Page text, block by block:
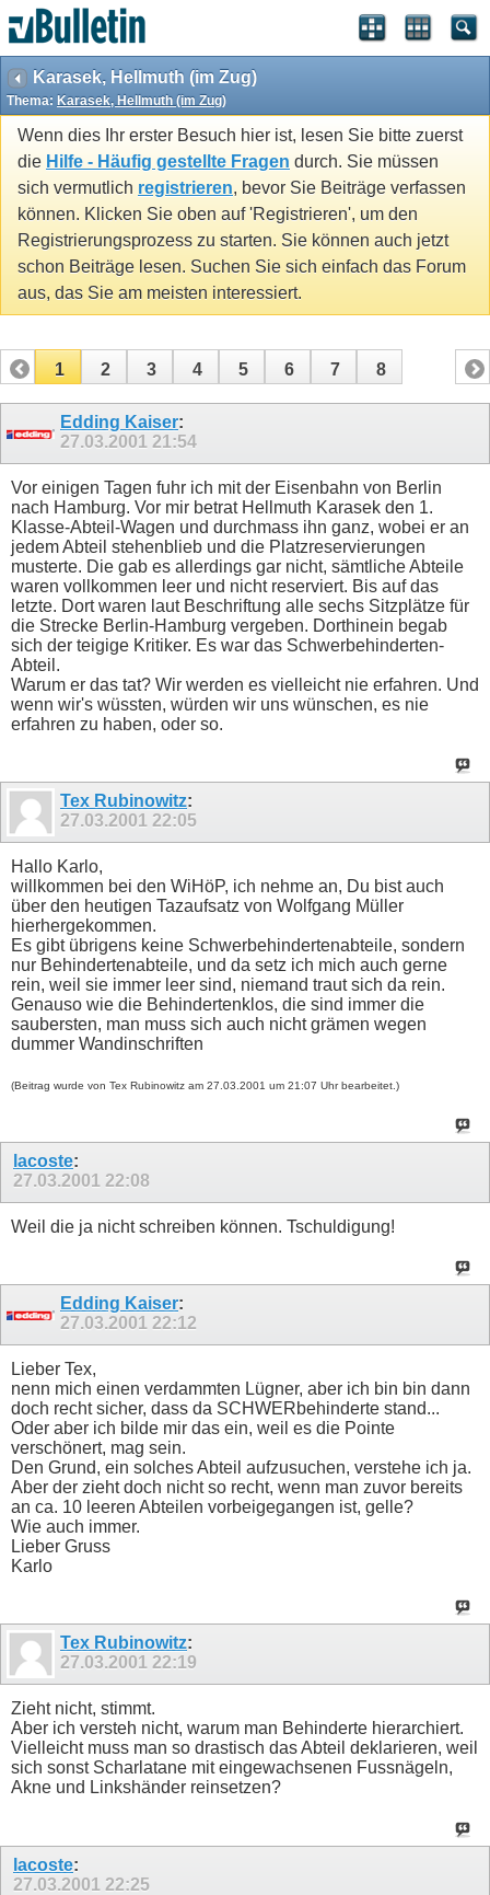
Karasek, Hellmuth (im Zug)
Thema: Karasek, Hellmuth (im Zug)
Wenn dies Ihr erster Besuch hier ist, lesen Sie bitte zuerst
die Hilfe - Häufig gestellte Fragen durch. Sie müssen
sich vermutlich registrieren, bevor Sie Beiträge verfassen
können. Klicken Sie oben auf 'Registrieren', um den
Registrierungsprozess zu starten. Sie können auch jetzt
schon Beiträge lesen. Suchen Sie sich einfach das Forum
aus, das Sie am meisten interessiert.
1 2 3 4 5 6 7 8
Edding Kaiser:
27.03.2001 21:54
Vor einigen Tagen fuhr ich mit der Eisenbahn von Berlin
nach Hamburg. Vor mir betrat Hellmuth Karasek den 1.
Klasse-Abteil-Wagen und durchmass ihn ganz, wobei er an
jedem Abteil stehenblieb und die Platzreservierungen
musterte. Die gab es allerdings gar nicht, sämtliche Abteile
waren vollkommen leer und nicht reserviert. Bis auf das
letzte. Dort waren laut Beschriftung alle sechs Sitzplätze für
die Strecke Berlin-Hamburg vergeben. Dorthinein begab
sich der teigige Kritiker. Es war das Schwerbehinderten-
Abteil.
Warum er das tat? Wir werden es vielleicht nie erfahren. Und
wenn wir's wüssten, würden wir uns wünschen, es nie
erfahren zu haben, oder so.
Tex Rubinowitz:
27.03.2001 22:05
Hallo Karlo,
willkommen bei den WiHöP, ich nehme an, Du bist auch
über den heutigen Tazaufsatz von Wolfgang Müller
hierhergekommen.
Es gibt übrigens keine Schwerbehindertenabteile, sondern
nur Behindertenabteile, und da setz ich mich auch gerne
rein, weil sie immer leer sind, niemand traut sich da rein.
Genauso wie die Behindertenklos, die sind immer die
saubersten, man muss sich auch nicht grämen wegen
dummer Wandinschriften
(Beitrag wurde von Tex Rubinowitz am 27.03.2001 um 21:07 Uhr bearbeitet.)
lacoste:
27.03.2001 22:08
Weil die ja nicht schreiben können. Tschuldigung!
Edding Kaiser:
27.03.2001 22:12
Lieber Tex,
nenn mich einen verdammten Lügner, aber ich bin bin dann
doch recht sicher, dass da SCHWERbehinderte stand...
Oder aber ich bilde mir das ein, weil es die Pointe
verschönert, mag sein.
Den Grund, ein solches Abteil aufzusuchen, verstehe ich ja.
Aber der zieht doch nicht so recht, wenn man zuvor bereits
an ca. 10 leeren Abteilen vorbeigegangen ist, gelle?
Wie auch immer.
Lieber Gruss
Karlo
Tex Rubinowitz:
27.03.2001 22:19
Zieht nicht, stimmt.
Aber ich versteh nicht, warum man Behinderte hierarchiert.
Vielleicht muss man so drastisch das Abteil deklarieren, weil
sich sonst Scharlatane mit eingewachsenen Fussnägeln,
Akne und Linkshänder reinsetzen?
lacoste:
27.03.2001 22:25